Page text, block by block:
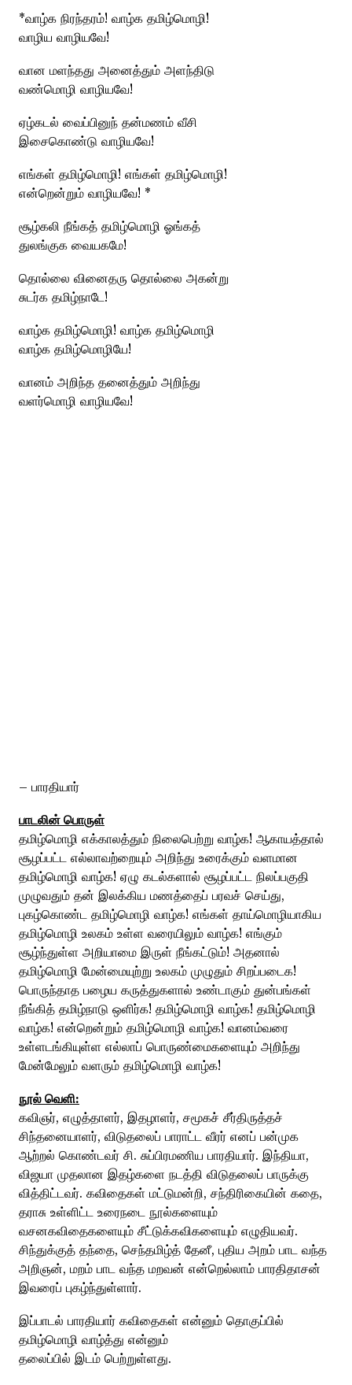
*வாழ்க நிரந்தரம்! வாழ்க தமிழ்மொழி!
வாழிய வாழியவே!
வான மளந்தது அனைத்தும் அளந்திடு
வண்மொழி வாழியவே!
ஏழ்கடல் வைப்பினுந் தன்மணம் வீசி
இசைகொண்டு வாழியவே!
எங்கள் தமிழ்மொழி! எங்கள் தமிழ்மொழி!
என்றென்றும் வாழியவே! *
சூழ்கலி நீங்கத் தமிழ்மொழி ஓங்கத்
துலங்குக வையகமே!
தொல்லை வினைதரு தொல்லை அகன்று
சுடர்க தமிழ்நாடே!
வாழ்க தமிழ்மொழி! வாழ்க தமிழ்மொழி
வாழ்க தமிழ்மொழியே!
வானம் அறிந்த தனைத்தும் அறிந்து
வளர்மொழி வாழியவே!
– பாரதியார்
பாடலின் பொருள்
தமிழ்மொழி எக்காலத்தும் நிலைபெற்று வாழ்க! ஆகாயத்தால்
சூழப்பட்ட எல்லாவற்றையும் அறிந்து உரைக்கும் வளமான
தமிழ்மொழி வாழ்க! ஏழு கடல்களால் சூழப்பட்ட நிலப்பகுதி
முழுவதும் தன் இலக்கிய மணத்தைப் பரவச் செய்து,
புகழ்கொண்ட தமிழ்மொழி வாழ்க! எங்கள் தாய்மொழியாகிய
தமிழ்மொழி உலகம் உள்ள வரையிலும் வாழ்க! எங்கும்
சூழ்ந்துள்ள அறியாமை இருள் நீங்கட்டும்! அதனால்
தமிழ்மொழி மேன்மையுற்று உலகம் முழுதும் சிறப்படைக!
பொருந்தாத பழைய கருத்துகளால் உண்டாகும் துன்பங்கள்
நீங்கித் தமிழ்நாடு ஒளிர்க! தமிழ்மொழி வாழ்க! தமிழ்மொழி
வாழ்க! என்றென்றும் தமிழ்மொழி வாழ்க! வானம்வரை
உள்ளடங்கியுள்ள எல்லாப் பொருண்மைகளையும் அறிந்து
மேன்மேலும் வளரும் தமிழ்மொழி வாழ்க!
நூல் வெளி:
கவிஞர், எழுத்தாளர், இதழாளர், சமூகச் சீர்திருத்தச்
சிந்தனையாளர், விடுதலைப் பாராட்ட வீரர் எனப் பன்முக
ஆற்றல் கொண்டவர் சி. சுப்பிரமணிய பாரதியார். இந்தியா,
விஜயா முதலான இதழ்களை நடத்தி விடுதலைப் பாருக்கு
வித்திட்டவர். கவிதைகள் மட்டுமன்றி, சந்திரிகையின் கதை,
தராசு உள்ளிட்ட உரைநடை நூல்களையும்
வசனகவிதைகளையும் சீட்டுக்கவிகளையும் எழுதியவர்.
சிந்துக்குத் தந்தை, செந்தமிழ்த் தேனீ, புதிய அறம் பாட வந்த
அறிஞன், மறம் பாட வந்த மறவன் என்றெல்லாம் பாரதிதாசன்
இவரைப் புகழ்ந்துள்ளார்.
இப்பாடல் பாரதியார் கவிதைகள் என்னும் தொகுப்பில்
தமிழ்மொழி வாழ்த்து என்னும்
தலைப்பில் இடம் பெற்றுள்ளது.